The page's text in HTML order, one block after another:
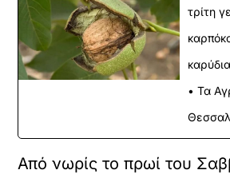
τρίτη
• Τα
Από νωρίς το πρωί του